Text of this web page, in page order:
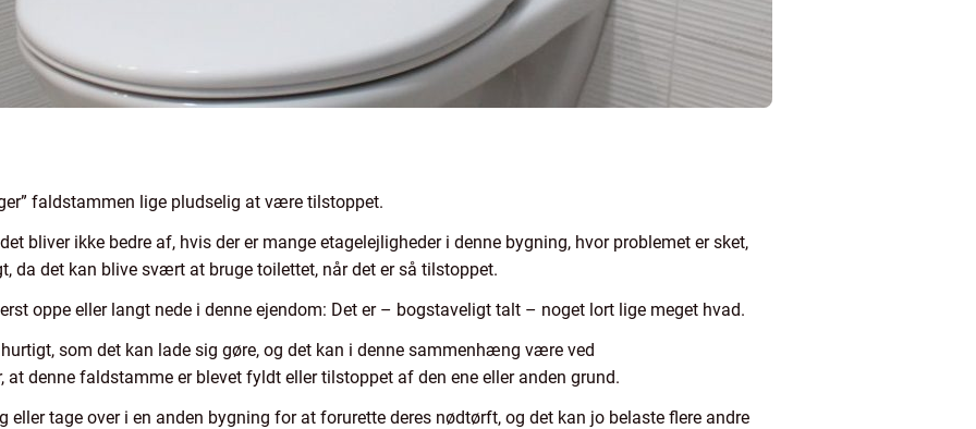
faldstammen lige pludselig at være tilstoppet.
bliver ikke bedre af, hvis der er mange etagelejligheder i denne bygning, hvor problemet er sket,
da det kan blive svært at bruge toilettet, når det er så tilstoppet.
oppe eller langt nede i denne ejendom: Det er – bogstaveligt talt – noget lort lige meget hvad.
som det kan lade sig gøre, og det kan i denne sammenhæng være ved
at denne faldstamme er blevet fyldt eller tilstoppet af den ene eller anden grund.
eller tage over i en anden bygning for at forurette deres nødtørft, og det kan jo belaste flere andre